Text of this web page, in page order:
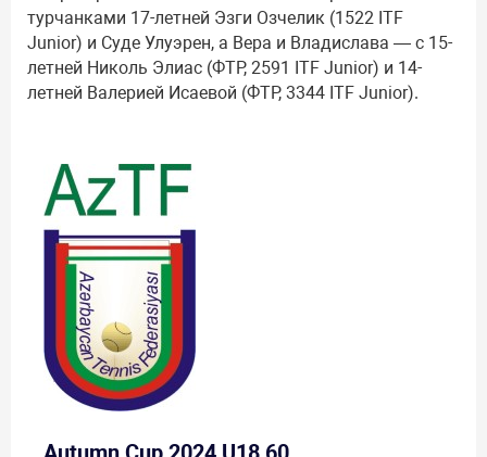
турчанками 17-летней Эзги Озчелик (1522 ITF
Junior) и Суде Улуэрен, а Вера и Владислава — с 15-
летней Николь Элиас (ФТР, 2591 ITF Junior) и 14-
летней Валерией Исаевой (ФТР, 3344 ITF Junior).